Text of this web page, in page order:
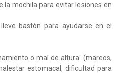
la mochila para evitar lesiones en
bastón para ayudarse en el
o mal de altura. (mareos,
estomacal, dificultad para